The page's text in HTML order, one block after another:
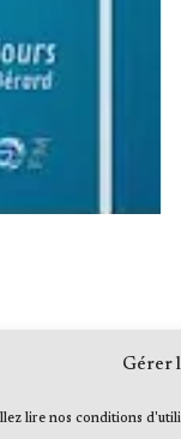
Gérer
lire nos conditions